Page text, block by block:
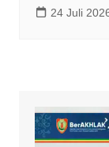
24 Juli